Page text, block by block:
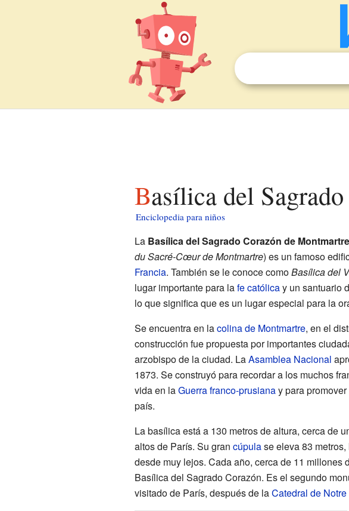
Basílica del
Enciclopedia para niños
La Basílica del Sagrado Corazón de Montmartre
du Sacré-Cœur de Montmartre) es un famoso
Francia. También se le conoce comoBasílica del
lugar importante para lafe católicay un santuario
lo que significa que es un lugar especial para la
Se encuentra en lacolina de Montmartre, en el
construcción fue propuesta por importantes
arzobispo de la ciudad. LaAsamblea Nacional
1873. Se construyó para recordar a los muchos
vida en laGuerra franco-prusianay para
país.
La basílica está a 130 metros de altura, cerca de
altos de París. Su gran cúpulase eleva 83
desde muy lejos. Cada año, cerca de 11 millones
Basílica del Sagrado Corazón. Es el segundo
visitado de París, después de laCatedral de